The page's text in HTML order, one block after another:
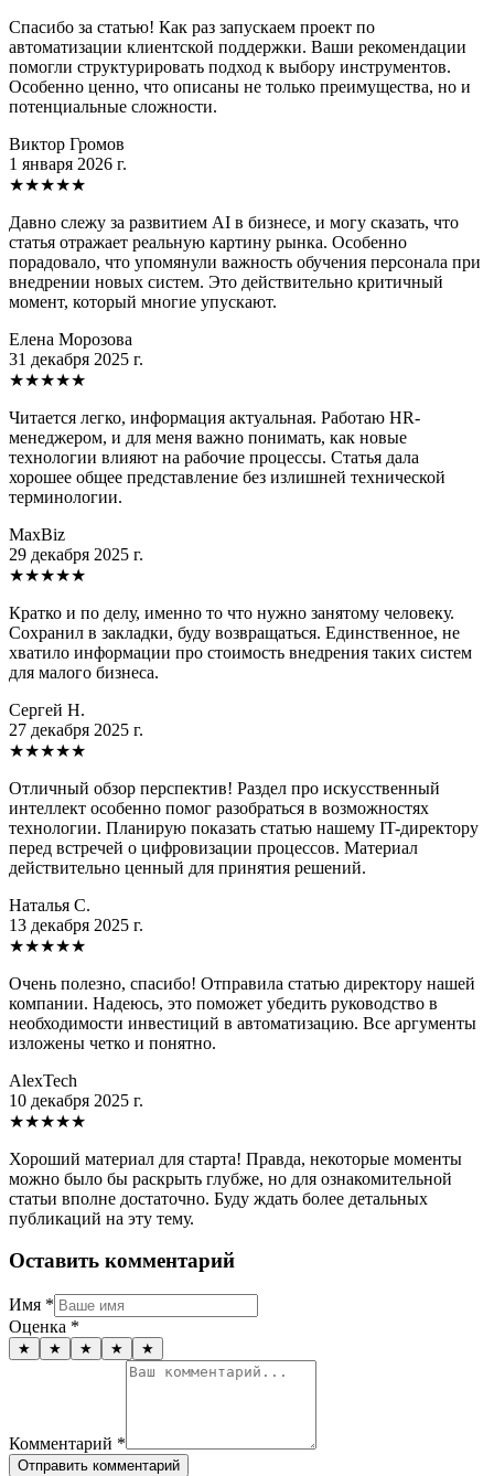
Спасибо за статью! Как раз запускаем проект по
автоматизации клиентской поддержки. Ваши рекомендации
помогли структурировать подход к выбору инструментов.
Особенно ценно, что описаны не только преимущества, но и
потенциальные сложности.
Виктор Громов
1 января 2026 г.
★★★★★
Давно слежу за развитием AI в бизнесе, и могу сказать, что
статья отражает реальную картину рынка. Особенно
порадовало, что упомянули важность обучения персонала при
внедрении новых систем. Это действительно критичный
момент, который многие упускают.
Елена Морозова
31 декабря 2025 г.
★★★★★
Читается легко, информация актуальная. Работаю HR-
менеджером, и для меня важно понимать, как новые
технологии влияют на рабочие процессы. Статья дала
хорошее общее представление без излишней технической
терминологии.
MaxBiz
29 декабря 2025 г.
★★★★★
Кратко и по делу, именно то что нужно занятому человеку.
Сохранил в закладки, буду возвращаться. Единственное, не
хватило информации про стоимость внедрения таких систем
для малого бизнеса.
Сергей Н.
27 декабря 2025 г.
★★★★★
Отличный обзор перспектив! Раздел про искусственный
интеллект особенно помог разобраться в возможностях
технологии. Планирую показать статью нашему IT-директору
перед встречей о цифровизации процессов. Материал
действительно ценный для принятия решений.
Наталья С.
13 декабря 2025 г.
★★★★★
Очень полезно, спасибо! Отправила статью директору нашей
компании. Надеюсь, это поможет убедить руководство в
необходимости инвестиций в автоматизацию. Все аргументы
изложены четко и понятно.
AlexTech
10 декабря 2025 г.
★★★★★
Хороший материал для старта! Правда, некоторые моменты
можно было бы раскрыть глубже, но для ознакомительной
статьи вполне достаточно. Буду ждать более детальных
публикаций на эту тему.
Оставить комментарий
Имя *
Оценка *
★ ★ ★ ★ ★
Комментарий *
Отправить комментарий